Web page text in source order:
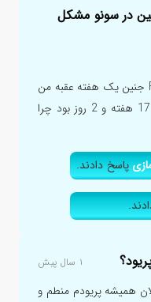
در سونو مشکل
سلام من سونوی انومالی دادم ولی FL جنین یک هفته عقبه من
18 هفته و 2 روز بودم اف ال جنین 17 هفته و 2 روز بود چرا
پاسخ دادند.
۱ سال پیش
سالمه و تا الان همیشه پریودم منطم و